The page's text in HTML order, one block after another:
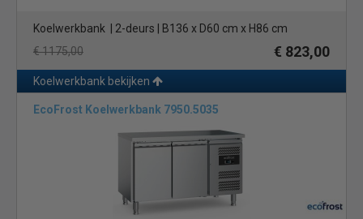
Koelwerkbank | 2-deurs | B136 x D60 cm x H86 cm
€ 1175,00
€ 823,00
Koelwerkbank bekijken
EcoFrost Koelwerkbank 7950.5035